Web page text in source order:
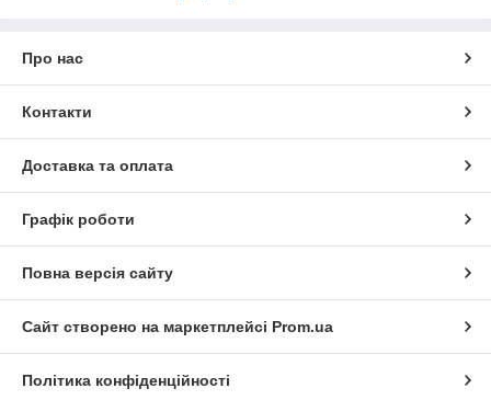
Про нас
Контакти
Доставка та оплата
Графік роботи
Повна версія сайту
Сайт створено на маркетплейсі Prom.ua
Політика конфіденційності